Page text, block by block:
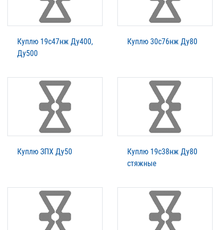
Куплю 19с47нж Ду400,
Ду500
Куплю 30с76нж Ду80
Куплю ЗПХ Ду50
Куплю 19с38нж Ду80
стяжные